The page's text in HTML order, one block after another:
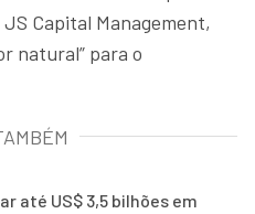
Capital Management,
natural” para o
até US$ 3,5 bilhões em